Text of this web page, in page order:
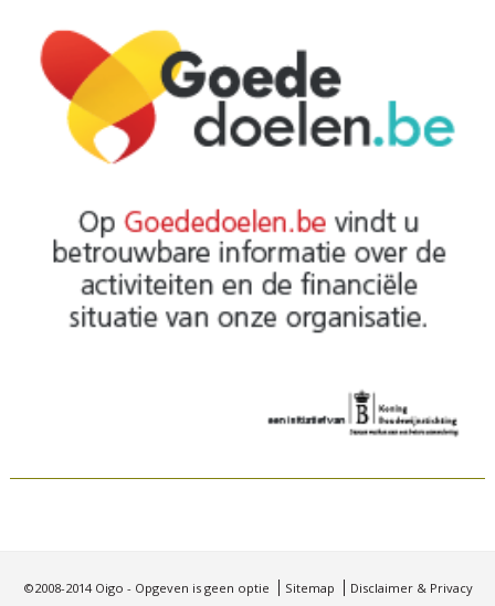
©2008-2014 Oigo - Opgeven is geen optie Sitemap
Disclaimer & Privacy